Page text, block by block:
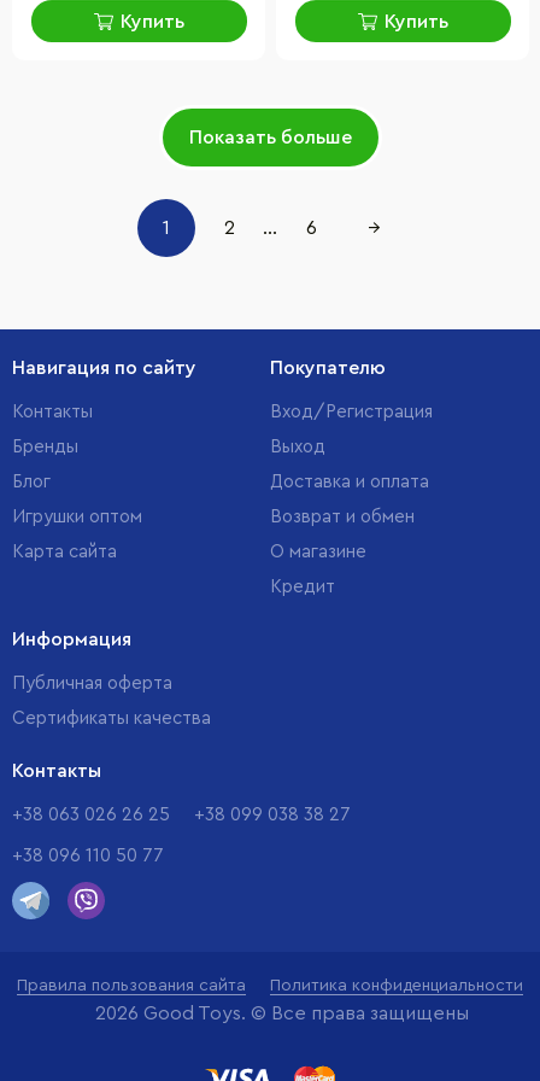
Купить Купить
Показать больше
1 2 ... 6 →
Навигация по сайту
Контакты
Бренды
Блог
Игрушки оптом
Карта сайта
Покупателю
Вход/Регистрация
Выход
Доставка и оплата
Возврат и обмен
О магазине
Кредит
Информация
Публичная оферта
Сертификаты качества
Контакты
+38 063 026 26 25 +38 099 038 38 27
+38 096 110 50 77
Правила пользования сайта Политика конфиденциальности
2026 Good Toys. © Все права защищены